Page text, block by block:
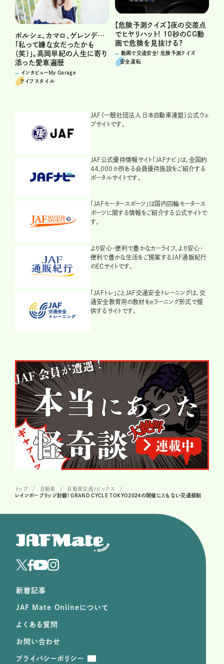
ポルシェ、カマロ、ゲレンデ…
「私って嫌な女だったかも
（笑）」。高岡早紀の人生に寄り
添った愛車遍歴
インタビューMy Garage
ライフスタイル
【危険予測クイズ】夜の交差点
でヒヤリハット! 10秒のCG動
画で危険を見抜ける?
動画で交通安全! 危険予測クイズ
安全運転
JAF（一般社団法人 日本自動車連盟）公式ウェ
ブサイトです。
JAF公式優待情報サイト「JAFナビ」は、全国約
44,000か所ある会員優待施設をご紹介する
ポータルサイトです。
「JAFモータースポーツ」は国内四輪モータース
ポーツに関する情報をご紹介する公式サイトで
す。
より安心・便利で豊かなカーライフ、より安心・
便利で豊かな生活をご提案するJAF通販紀行
のECサイトです。
「JAFトレ」ことJAF交通安全トレーニングは、交
通安全教育用の教材をeラーニング形式で提
供するサイトです。
トップ 自動車
自動車交通トピックス
レインボーブリッジ封鎖! GRAND CYCLE TOKYO2024の開催にともない交通規制
新着記事
JAF Mate Onlineについて
よくある質問
お問い合わせ
プライバシーポリシー